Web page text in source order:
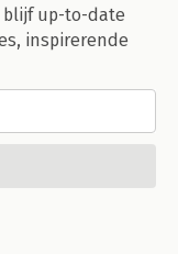
blijf up-to-date
inspirerende